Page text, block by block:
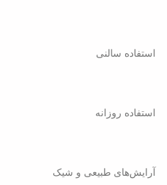
استفاده سالنی
استفاده روزانه
آرایش‌های طبیعی و شیک